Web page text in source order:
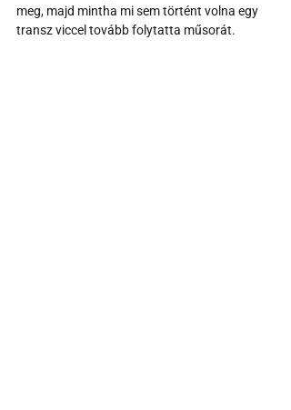
meg, majd mintha mi sem történt volna egy
transz viccel tovább folytatta műsorát.